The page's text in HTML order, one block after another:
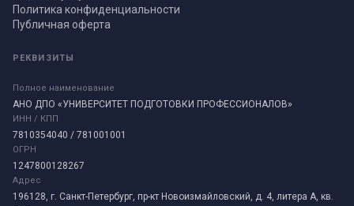
Политика конфиденциальности
Публичная оферта
РЕКВИЗИТЫ
Полное наименование
АНО ДПО «УНИВЕРСИТЕТ ПОДГОТОВКИ ПРОФЕССИОНАЛОВ»
ИНН / КПП
7810354040 / 781001001
ОГРН
1247800128267
Адрес
196128, г. Санкт-Петербург, пр-кт Новоизмайловский, д. 4, литера А, кв.